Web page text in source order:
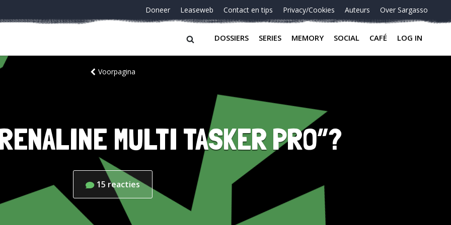
Doneer Leaseweb Contact en tips Privacy/Cookies Auteurs Over Sargasso
DOSSIERS SERIES MEMORY SOCIAL CAFÉ LOG IN
Voorpagina
MULTI TASKER PRO”?
15 reacties